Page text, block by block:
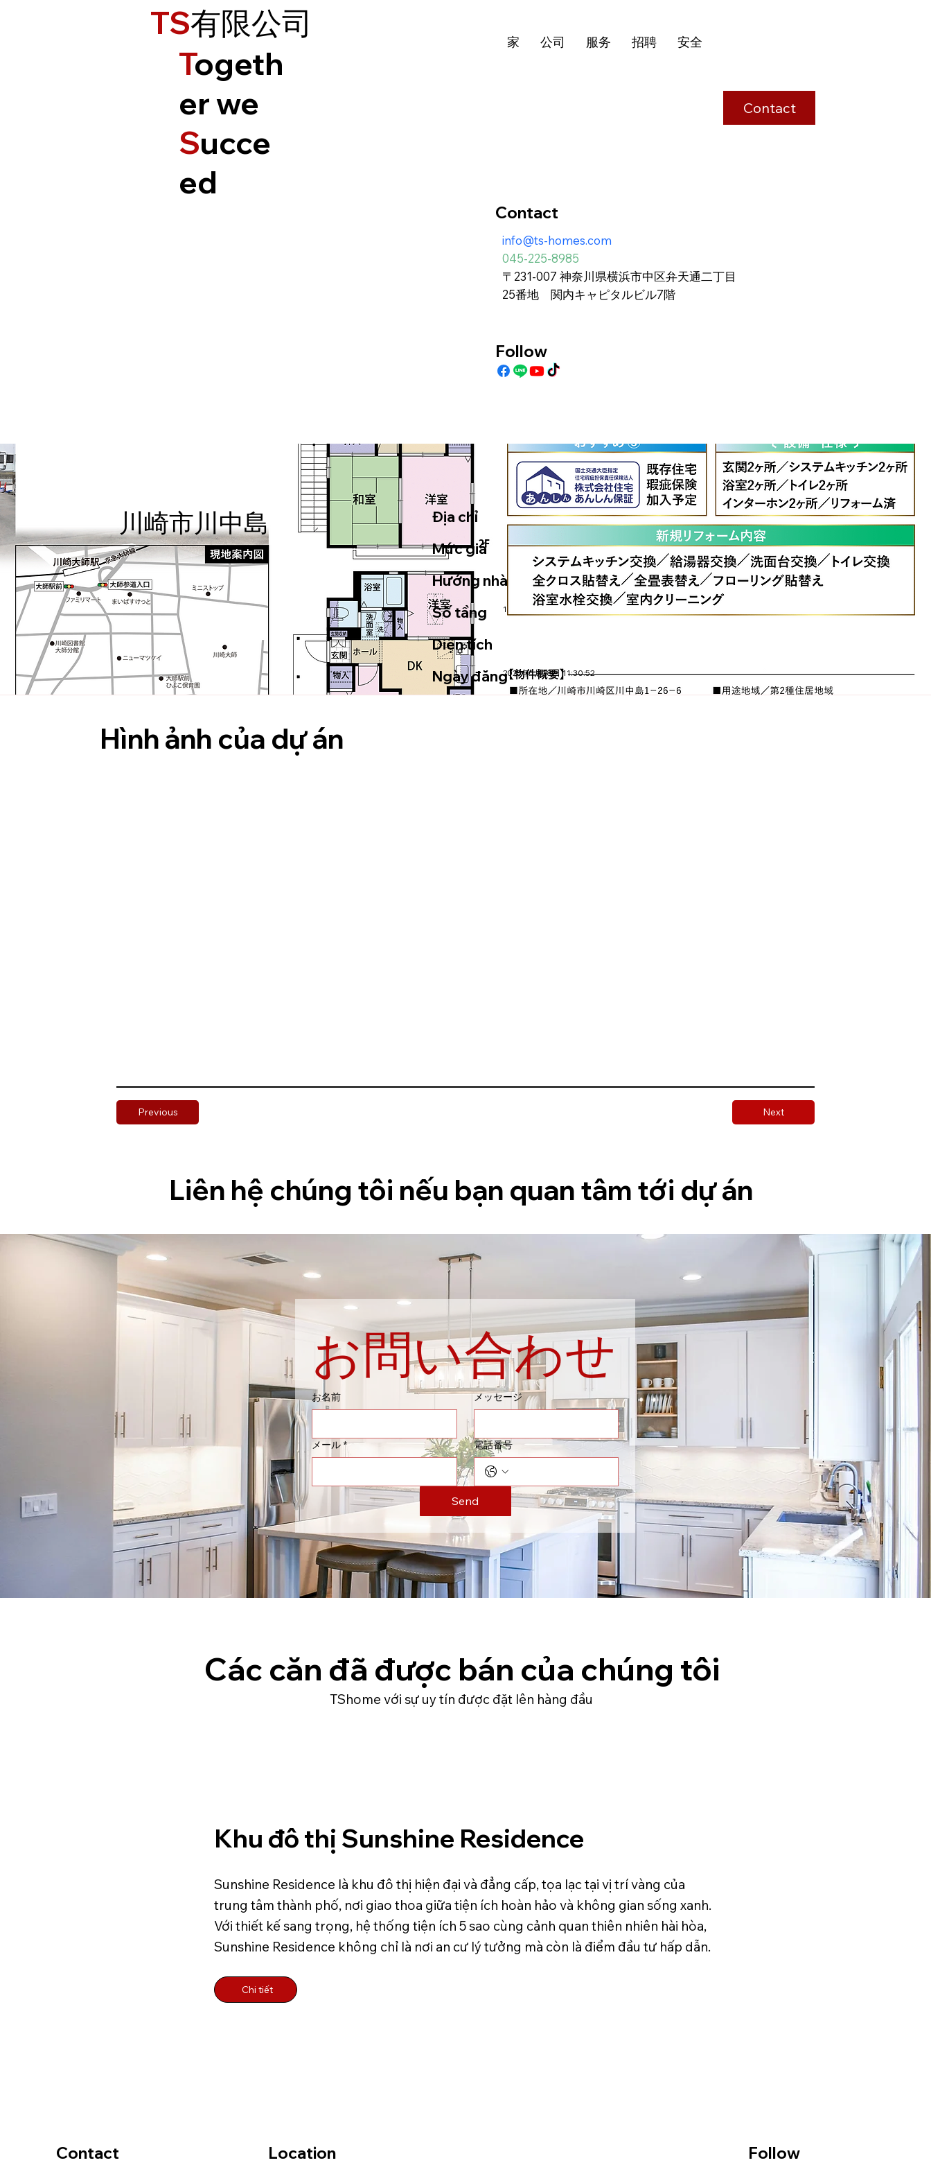
家 公司 服务 招聘 安全
TS有限公司
Togeth
er we
Succe
ed
Contact
川崎市川中島
Địa chỉ
Mức giá
Hướng nhà
Số tầng
1
Diện tích
Ngày đăng2025年1月28日 11:30:52
Hình ảnh của dự án
Previous Next
Liên hệ chúng tôi nếu bạn quan tâm tới dự án
お問い合わせ
お名前 メッセージ
メール * 電話番号
Send
Các căn đã được bán của chúng tôi
TShome với sự uy tín được đặt lên hàng đầu
Khu đô thị Sunshine Residence
Sunshine Residence là khu đô thị hiện đại và đẳng cấp, tọa lạc tại vị trí vàng của
trung tâm thành phố, nơi giao thoa giữa tiện ích hoàn hảo và không gian sống xanh.
Với thiết kế sang trọng, hệ thống tiện ích 5 sao cùng cảnh quan thiên nhiên hài hòa,
Sunshine Residence không chỉ là nơi an cư lý tưởng mà còn là điểm đầu tư hấp dẫn.
Chi tiết
Contact Location Follow
Contact
info@ts-homes.com
045-225-8985
〒231-007 神奈川県横浜市中区弁天通二丁目
25番地 関内キャピタルビル7階
Follow